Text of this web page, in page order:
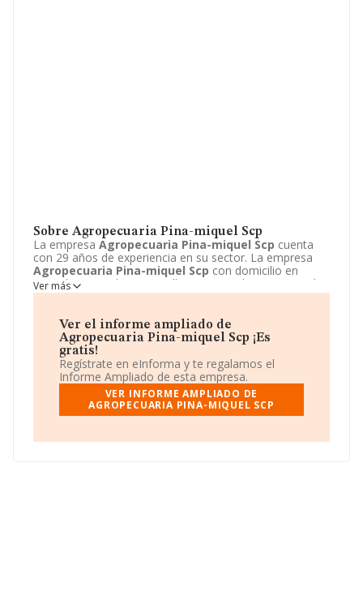
Sobre Agropecuaria Pina-miquel Scp
La empresa Agropecuaria Pina-miquel Scp cuenta
con 29 años de experiencia en su sector. La empresa
Agropecuaria Pina-miquel Scp con domicilio en
Avenida Generalitat, 1, Mollerussa, Lerida. Su principal
actividad CNAE es 0146 - Explotación de ganado
está inscrita como Sociedad civil particular.
Ver más
Ver el informe ampliado de
Agropecuaria Pina-miquel Scp ¡Es
gratis!
Regístrate en eInforma y te regalamos el
Informe Ampliado de esta empresa.
VER INFORME AMPLIADO DE
AGROPECUARIA PINA-MIQUEL SCP